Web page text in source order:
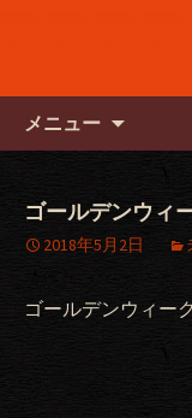
メニュー
ゴールデンウィ
2018年5月2日
ゴールデンウィー